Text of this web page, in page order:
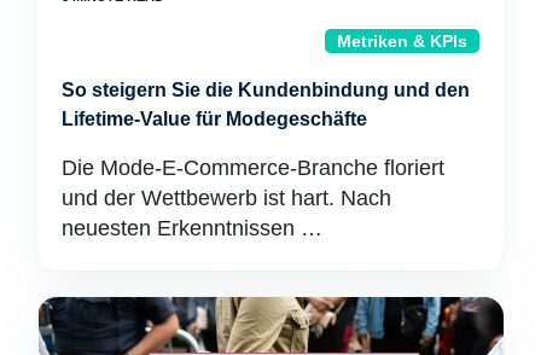
Metriken & KPIs
So steigern Sie die Kundenbindung und den
Lifetime-Value für Modegeschäfte
Die Mode-E-Commerce-Branche floriert
und der Wettbewerb ist hart. Nach
neuesten Erkenntnissen …